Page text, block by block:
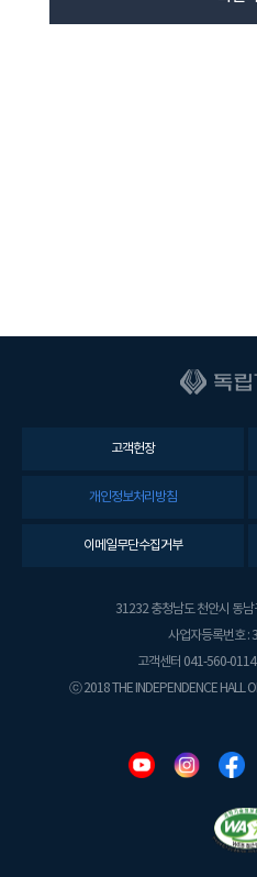
고객헌장
개인정보처리방침
이메일무단수집거부
31232 충청남도 천안시 동
사업자등록번호 :
고객센터 041-560-
ⓒ 2018 THE INDEPENDENCE HALL